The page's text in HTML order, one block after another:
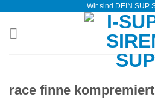
springen
Wir sind DEIN SUP
race finne